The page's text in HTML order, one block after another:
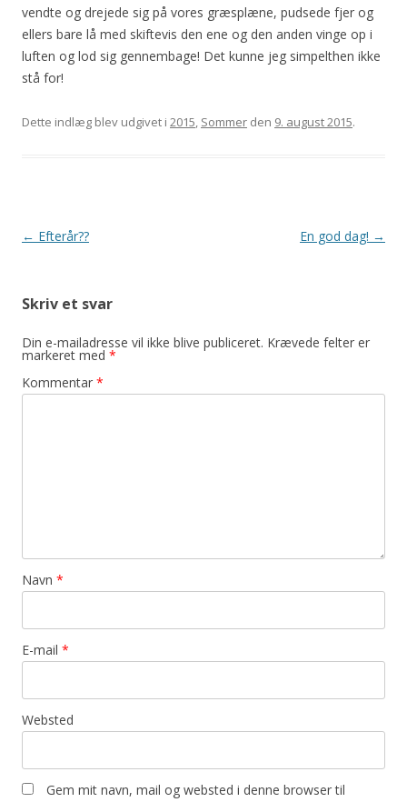
vendte og drejede sig på vores græsplæne, pudsede fjer og
ellers bare lå med skiftevis den ene og den anden vinge op i
luften og lod sig gennembage! Det kunne jeg simpelthen ikke
stå for!
Dette indlæg blev udgivet i 2015, Sommer den 9. august 2015.
Indlægsnavigation
← Efterår?? En god dag! →
Skriv et svar
Din e-mailadresse vil ikke blive publiceret. Krævede felter er
markeret med *
Kommentar *
Navn *
E-mail *
Websted
Gem mit navn, mail og websted i denne browser til